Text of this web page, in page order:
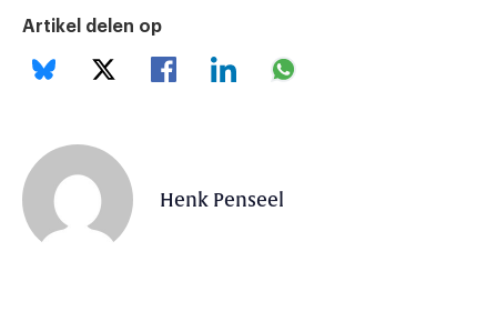
Artikel delen op
Henk Penseel